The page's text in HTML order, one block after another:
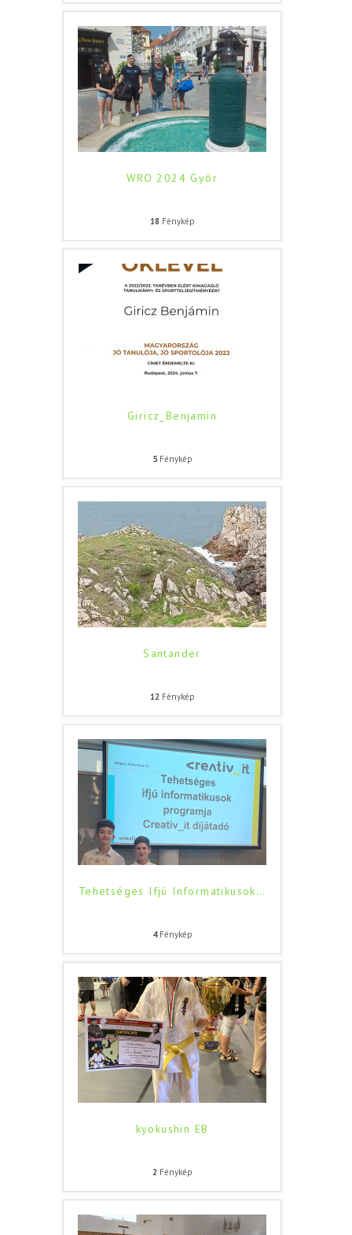
WRO 2024 Győr
18 Fénykép
Giricz_Benjamin
5Fénykép
Santander
12Fénykép
Tehetséges Ifjú Informatikusok…
4Fénykép
kyokushin EB
2Fénykép